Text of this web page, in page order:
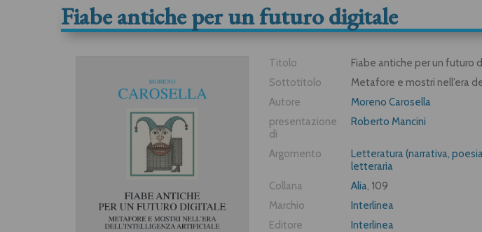
Fiabe antiche per un futuro digitale
Titolo
Fiabe antiche per un futuro
Sottotitolo
Metafore e mostri nell’era
Autore
Moreno Carosella
presentazione
di
Roberto Mancini
Argomento Letteratura (narrativa,
letteraria
Collana
Alia, 109
Marchio
Interlinea
Editore
Interlinea